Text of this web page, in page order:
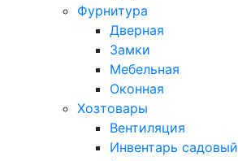
Фурнитура
Дверная
Замки
Мебельная
Оконная
Хозтовары
Вентиляция
Инвентарь садовый